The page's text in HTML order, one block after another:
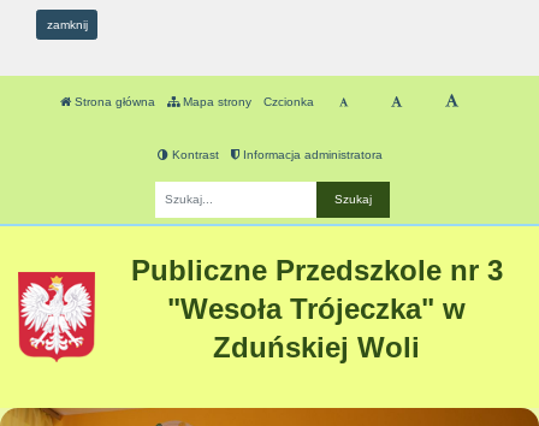
zamknij
Strona główna Mapa strony Czcionka
Kontrast Informacja administratora
Publiczne Przedszkole nr 3
"Wesoła Trójeczka" w
Zduńskiej Woli